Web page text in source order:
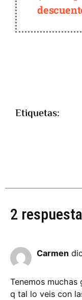
Etiquetas:
2
Carmen
Tenemos muchas
q tal lo veis con